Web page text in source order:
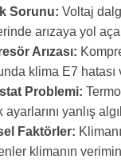
Sorunu: Voltaj
arızaya yol
Arızası:
klima E7 hatası
Problemi:
ayarlarını yanlış
Faktörler:
klimanın